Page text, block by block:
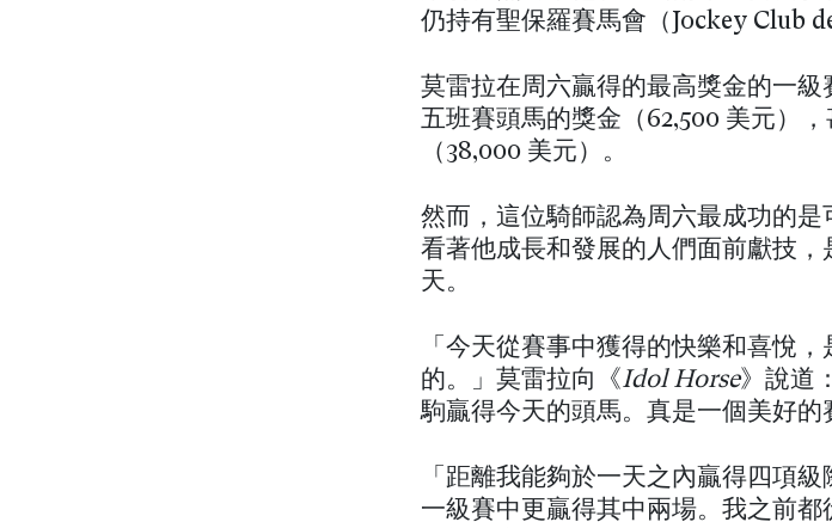
仍持有聖保羅賽馬會（Jockey Club
莫雷拉在周六贏得的最高獎金的一
五班賽頭馬的獎金（62,500 美元）
（38,000 美元）。
然而，這位騎師認為周六最成功的
看著他成長和發展的人們面前獻技
天。
「今天從賽事中獲得的快樂和喜悅
的。」莫雷拉向《Idol Horse》說道
駒贏得今天的頭馬。真是一個美好的
「距離我能夠於一天之內贏得四項
一級賽中更贏得其中兩場。我之前